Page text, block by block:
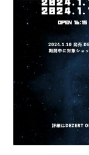
会員登録